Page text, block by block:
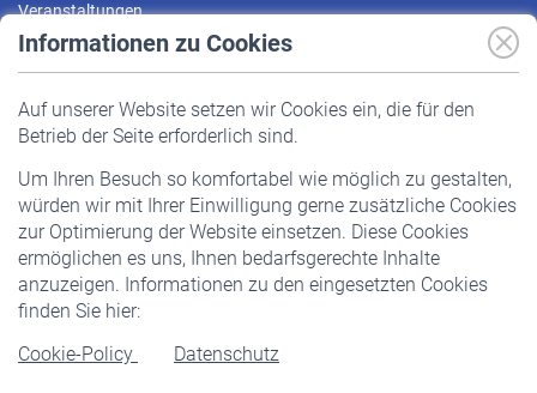
Informationen zu Cookies
Auf unserer Website setzen wir Cookies ein, die für den
Betrieb der Seite erforderlich sind.
Um Ihren Besuch so komfortabel wie möglich zu gestalten,
würden wir mit Ihrer Einwilligung gerne zusätzliche Cookies
zur Optimierung der Website einsetzen. Diese Cookies
ermöglichen es uns, Ihnen bedarfsgerechte Inhalte
anzuzeigen. Informationen zu den eingesetzten Cookies
finden Sie hier:
Cookie-Policy
Datenschutz
Veranstaltungen
Pflichtversicherung
Staatliche Förderung
Veranstaltungen
Rentner
Rentenbeginn
Rente beantragen